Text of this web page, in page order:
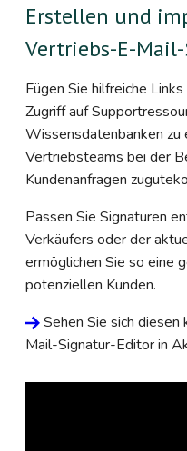
Erstellen und
Vertriebs-E-
Fügen Sie hilfreiche
Zugriff auf
Wissensdatenbanken zu
Vertriebsteams bei der
Kundenanfragen
Passen Sie Signaturen
Verkäufers oder der
ermöglichen Sie so eine
potenziellen Kunden.
Sehen Sie sich
Mail-Signatur-Editor in